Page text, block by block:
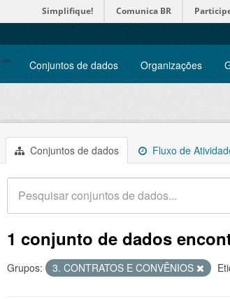
Simplifique! Comunica BR
Conjuntos de dados Organizações
Conjuntos de dados Fluxo de
1 conjunto de dados
Grupos: 3. CONTRATOS E CONVÊNIOS